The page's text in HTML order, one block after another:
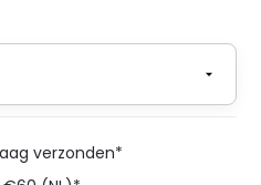
verzonden*